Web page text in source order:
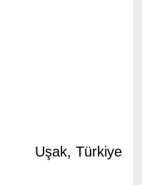
Uşak, Türkiye